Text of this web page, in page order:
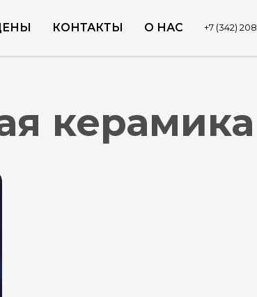
КОНТАКТЫ О НАС +7 (342)
керамика